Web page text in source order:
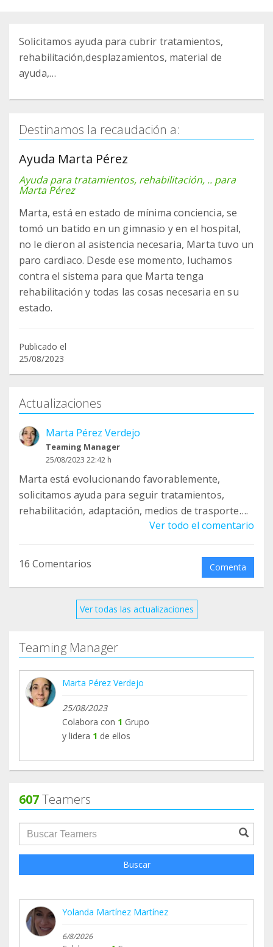
Solicitamos ayuda para cubrir tratamientos,
rehabilitación,desplazamientos, material de
ayuda,…
Destinamos la recaudación a:
Ayuda Marta Pérez
Ayuda para tratamientos, rehabilitación, .. para
Marta Pérez
Marta, está en estado de mínima conciencia, se
tomó un batido en un gimnasio y en el hospital,
no le dieron al asistencia necesaria, Marta tuvo un
paro cardiaco. Desde ese momento, luchamos
contra el sistema para que Marta tenga
rehabilitación y todas las cosas necesaria en su
estado.
Publicado el
25/08/2023
Actualizaciones
Marta Pérez Verdejo
Teaming Manager
25/08/2023 22:42 h
Marta está evolucionando favorablemente,
solicitamos ayuda para seguir tratamientos,
rehabilitación, adaptación, medios de trasporte….
Ver todo el comentario
16 Comentarios Comenta
Ver todas las actualizaciones
Teaming Manager
Marta Pérez Verdejo
25/08/2023
Colabora con 1 Grupo
y lidera 1 de ellos
607Teamers
groupProfile.searchForm.search.text???
Buscar
Yolanda Martínez Martínez
6/8/2026